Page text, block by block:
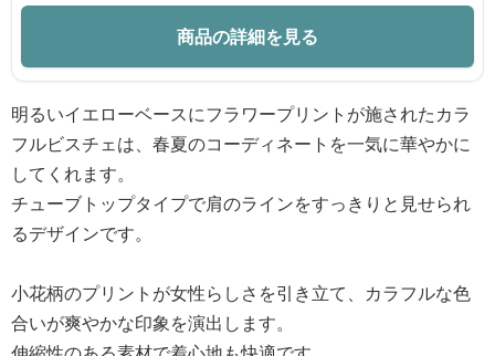
商品の詳細を見る
明るいイエローベースにフラワープリントが施されたカラ
フルビスチェは、春夏のコーディネートを一気に華やかに
してくれます。
チューブトップタイプで肩のラインをすっきりと見せられ
るデザインです。
小花柄のプリントが女性らしさを引き立て、カラフルな色
合いが爽やかな印象を演出します。